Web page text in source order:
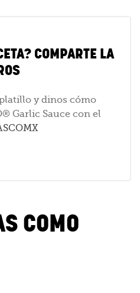
COMPARTE LA
y dinos cómo
Garlic Sauce con el
COMO